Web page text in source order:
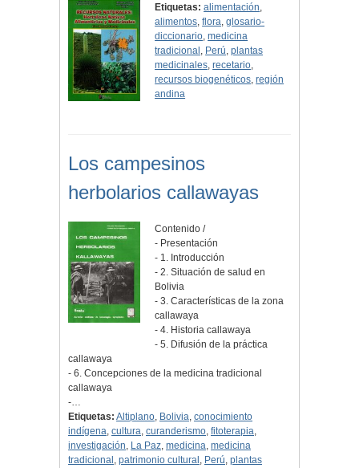
Etiquetas: alimentación,
alimentos,flora,glosario-
diccionario,medicina
tradicional , Perú,plantas
medicinales,recetario,
recursos biogenéticos,región
andina
Los campesinos
herbolarios callawayas
Contenido /
- Presentación
- 1. Introducción
- 2. Situación de salud en
Bolivia
- 3. Características de la zona
callawaya
- 4. Historia callawaya
- 5. Difusión de la práctica
callawaya
- 6. Concepciones de la medicina tradicional
callawaya
-…
Etiquetas: Altiplano, Bolivia, conocimiento
indígena, cultura, curanderismo, fitoterapia,
investigación, La Paz, medicina, medicina
tradicional , patrimonio cultural , Perú, plantas